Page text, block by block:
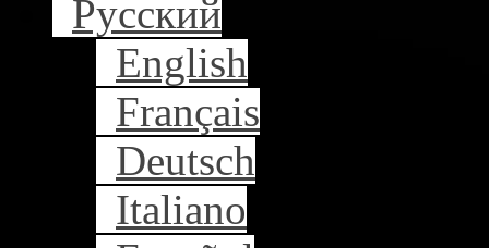
Русский
English
Français
Deutsch
Italiano